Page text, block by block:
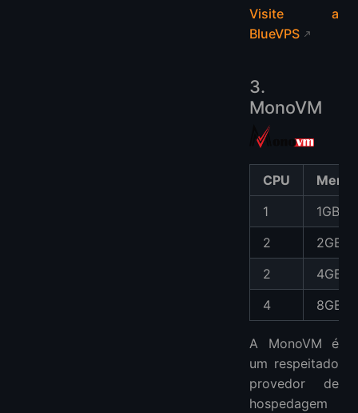
Visite a
BlueVPS
3.
MonoVM
CPU
1
1GB
2
2GB
2
4GB
4
8GB
A MonoVM é
um respeitado
provedor de
hospedagem